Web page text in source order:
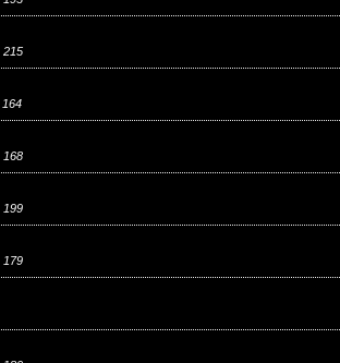
215
164
168
199
179